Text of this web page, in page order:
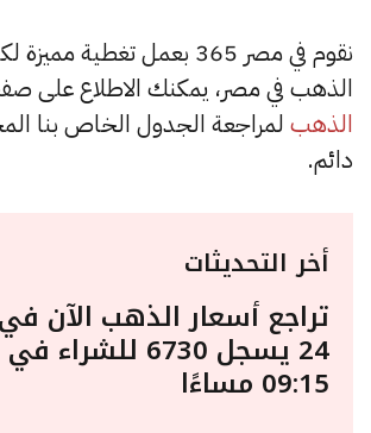
نقوم في مصر 365 بعمل تغطية
الذهب في مصر، يمكنك الاطلاع على
الذهب لمراجعة الجدول الخاص بنا
دائم.
أخر التحديثات
تراجع أسعار الذهب الآن
24 يسجل 6730
09:15 مساءًا